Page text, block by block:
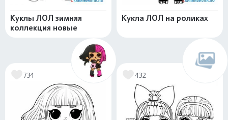
Куклы ЛОЛ зимняя
коллекция новые
Кукла ЛОЛ на роликах
734 432